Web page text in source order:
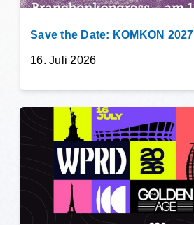
Save the Date: KOMKON 2027
16. Juli 2026